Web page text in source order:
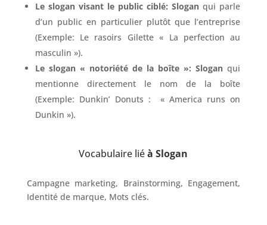
Le slogan visant le public ciblé: Slogan qui parle
d’un public en particulier plutôt que l’entreprise
(Exemple: Le rasoirs Gilette « La perfection au
masculin »).
Le slogan « notoriété de la boîte »: Slogan qui
mentionne directement le nom de la boîte
(Exemple: Dunkin’ Donuts : « America runs on
Dunkin »).
Vocabulaire liéà Slogan
Campagne marketing, Brainstorming, Engagement,
Identité de marque, Mots clés.